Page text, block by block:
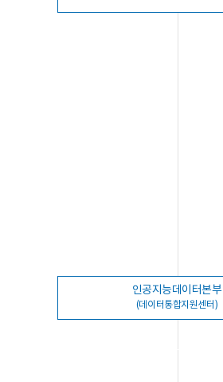
인공지능데이터본부
(데이터통합지원센터)